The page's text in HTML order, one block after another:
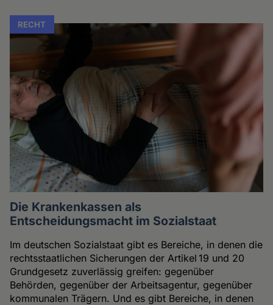
RECHT
Die Krankenkassen als
Entscheidungsmacht im Sozialstaat
Im deutschen Sozialstaat gibt es Bereiche, in denen die
rechtsstaatlichen Sicherungen der Artikel 19 und 20
Grundgesetz zuverlässig greifen: gegenüber
Behörden, gegenüber der Arbeitsagentur, gegenüber
kommunalen Trägern. Und es gibt Bereiche, in denen